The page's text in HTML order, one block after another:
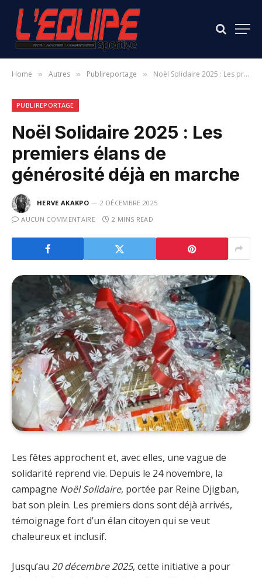
Home » Autres » Publireportage » Noël Solidaire 2025 : Les premiers élans de générosité déjà en marche
PUBLIREPORTAGE
Noël Solidaire 2025 : Les
premiers élans de
générosité déjà en marche
HERVE AKAKPO
2 DÉCEMBRE 2025
AUCUN COMMENTAIRE
2 MINS READ
Les fêtes approchent et, avec elles, une vague de
solidarité reprend vie. Depuis le 24 novembre, la
campagne Noël Solidaire, portée par Reine Djigban,
bat son plein. Les premiers dons sont déjà arrivés,
témoignage fort d’un élan citoyen qui se veut
chaleureux et inclusif.
Jusqu’au 20 décembre 2025, cette initiative a pour